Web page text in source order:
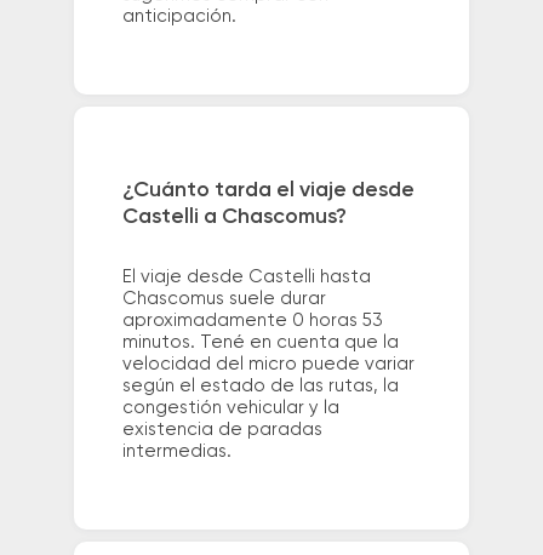
anticipación.
¿Cuánto tarda el viaje desde
Castelli a Chascomus?
El viaje desde Castelli hasta
Chascomus suele durar
aproximadamente 0 horas 53
minutos. Tené en cuenta que la
velocidad del micro puede variar
según el estado de las rutas, la
congestión vehicular y la
existencia de paradas
intermedias.